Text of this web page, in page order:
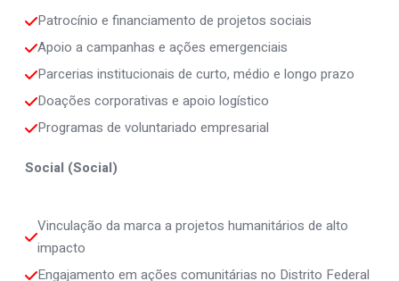
Patrocínio e financiamento de projetos sociais
Apoio a campanhas e ações emergenciais
Parcerias institucionais de curto, médio e longo prazo
Doações corporativas e apoio logístico
Programas de voluntariado empresarial
Social (Social)
Vinculação da marca a projetos humanitários de alto
impacto
Engajamento em ações comunitárias no Distrito Federal